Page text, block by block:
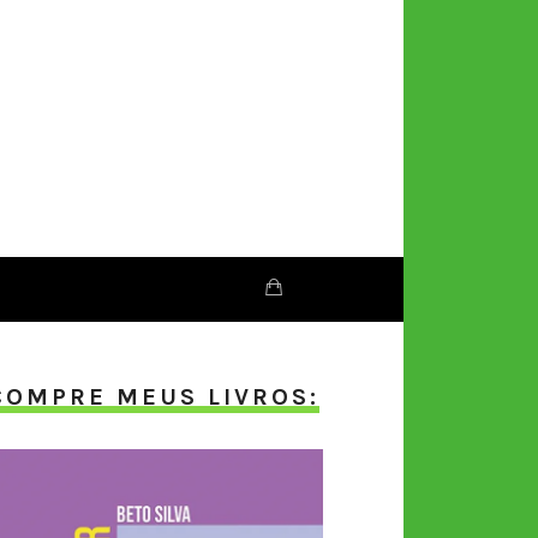
MEUS LIVROS: